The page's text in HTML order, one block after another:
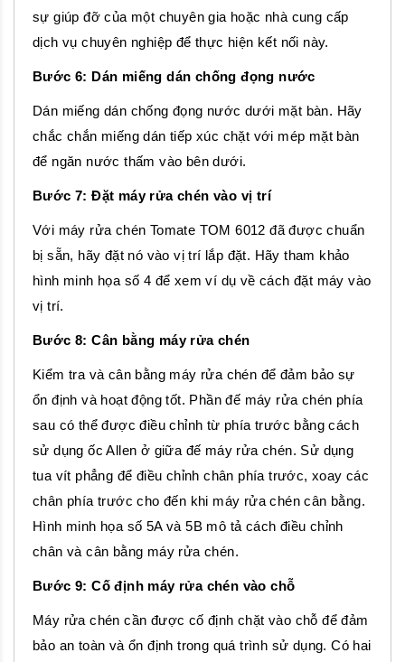
sự giúp đỡ của một chuyên gia hoặc nhà cung cấp
dịch vụ chuyên nghiệp để thực hiện kết nối này.
Bước 6: Dán miếng dán chống đọng nước
Dán miếng dán chống đọng nước dưới mặt bàn. Hãy
chắc chắn miếng dán tiếp xúc chặt với mép mặt bàn
để ngăn nước thấm vào bên dưới.
Bước 7: Đặt máy rửa chén vào vị trí
Với máy rửa chén Tomate TOM 6012 đã được chuẩn
bị sẵn, hãy đặt nó vào vị trí lắp đặt. Hãy tham khảo
hình minh họa số 4 để xem ví dụ về cách đặt máy vào
vị trí.
Bước 8: Cân bằng máy rửa chén
Kiểm tra và cân bằng máy rửa chén để đảm bảo sự
ổn định và hoạt động tốt. Phần đế máy rửa chén phía
sau có thể được điều chỉnh từ phía trước bằng cách
sử dụng ốc Allen ở giữa đế máy rửa chén. Sử dụng
tua vít phẳng để điều chỉnh chân phía trước, xoay các
chân phía trước cho đến khi máy rửa chén cân bằng.
Hình minh họa số 5A và 5B mô tả cách điều chỉnh
chân và cân bằng máy rửa chén.
Bước 9: Cố định máy rửa chén vào chỗ
Máy rửa chén cần được cố định chặt vào chỗ để đảm
bảo an toàn và ổn định trong quá trình sử dụng. Có hai